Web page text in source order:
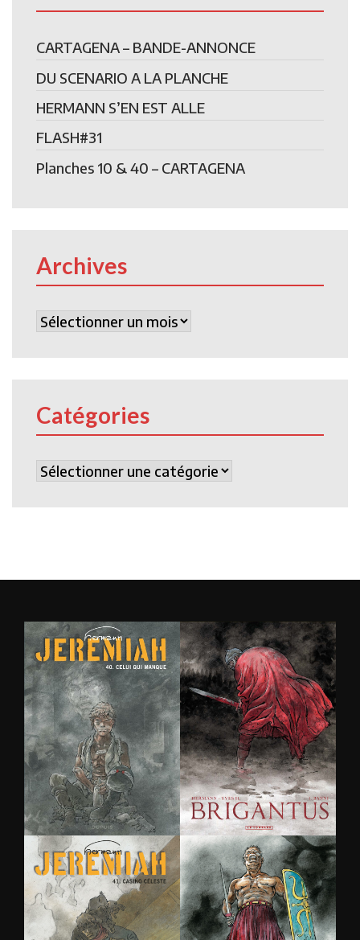
CARTAGENA – BANDE-ANNONCE
DU SCENARIO A LA PLANCHE
HERMANN S’EN EST ALLE
FLASH#31
Planches 10 & 40 – CARTAGENA
Archives
Archives
Catégories
Catégories